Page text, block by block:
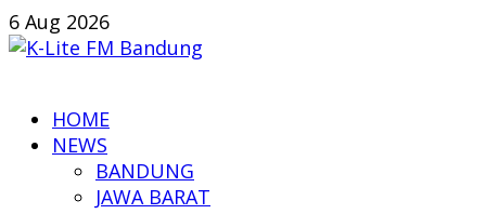
Skip
to
6 Aug 2026
Lite
Bandung
HOME
NEWS
BANDUNG
JAWA BARAT